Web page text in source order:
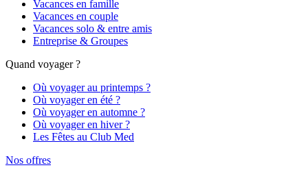
Vacances en famille
Vacances en couple
Vacances solo & entre amis
Entreprise & Groupes
Quand voyager ?
Où voyager au printemps ?
Où voyager en été ?
Où voyager en automne ?
Où voyager en hiver ?
Les Fêtes au Club Med
Nos offres